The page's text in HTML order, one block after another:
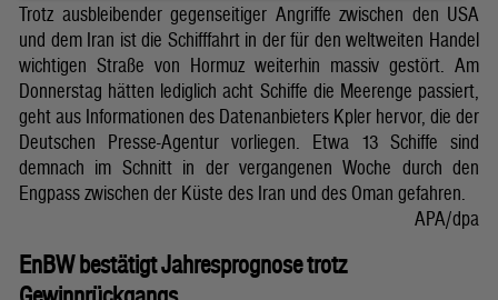
Trotz ausbleibender gegenseitiger Angriffe zwischen den USA
und dem Iran ist die Schifffahrt in der für den weltweiten Handel
wichtigen Straße von Hormuz weiterhin massiv gestört. Am
Donnerstag hätten lediglich acht Schiffe die Meerenge passiert,
geht aus Informationen des Datenanbieters Kpler hervor, die der
Deutschen Presse-Agentur vorliegen. Etwa 13 Schiffe sind
demnach im Schnitt in der vergangenen Woche durch den
Engpass zwischen der Küste des Iran und des Oman gefahren.
APA/dpa
EnBW bestätigt Jahresprognose trotz